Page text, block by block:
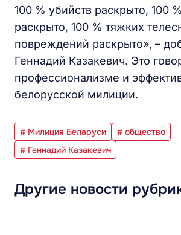
100 % убийств раскрыто, 100
раскрыто, 100 % тяжких
повреждений раскрыто», –
Геннадий Казакевич. Это
профессионализме и
белорусской милиции.
# Милиция Беларуси
# общество
# Геннадий Казакевич
Другие новости